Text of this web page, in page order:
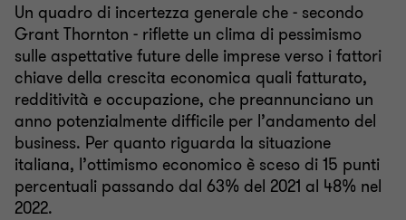
Un quadro di incertezza generale che - secondo
Grant Thornton - riflette un clima di pessimismo
sulle aspettative future delle imprese verso i fattori
chiave della crescita economica quali fatturato,
redditività e occupazione, che preannunciano un
anno potenzialmente difficile per l’andamento del
business. Per quanto riguarda la situazione
italiana, l’ottimismo economico è sceso di 15 punti
percentuali passando dal 63% del 2021 al 48% nel
2022.